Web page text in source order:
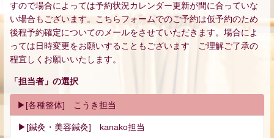
すので場合によっては予約状況カレンダー更新が間に合っていな
い場合もございます。こちらフォームでのご予約は仮予約のため
後程予約確定についてのメールをさせていただきます。場合によ
っては日時変更をお願いすることもございます ご理解ご了承の
程宜しくお願いいたします。
「担当者 」の選択
▶[各種整体] こうき担当
▶[鍼灸・美容鍼灸] kanako担当